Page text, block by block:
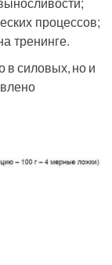
процессов;
тренинге.
в силовых, но и